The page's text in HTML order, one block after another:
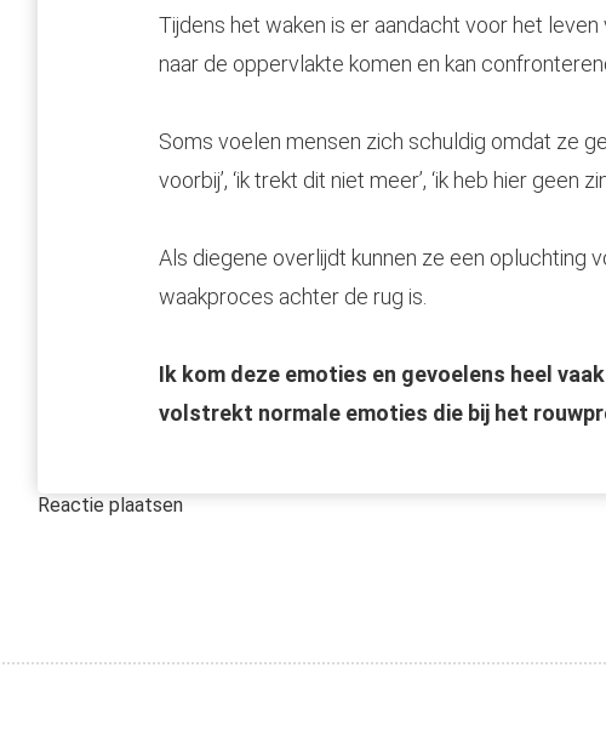
Tijdens het waken is er aandacht voor het
naar de oppervlakte komen en kan
Soms voelen mensen zich schuldig omdat ze
voorbij’, ‘ik trekt dit niet meer’, ‘ik heb hier geen
Als diegene overlijdt kunnen ze een opluchting
waakproces achter de rug is.
Ik kom deze emoties en gevoelens heel
volstrekt normale emoties die bij het
Reactie plaatsen